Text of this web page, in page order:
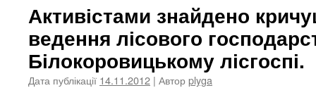
Активістами знайдено
ведення лісового
Білокоровицькому лісгоспі.
Дата публікації 14.11.2012 | Авторplyga